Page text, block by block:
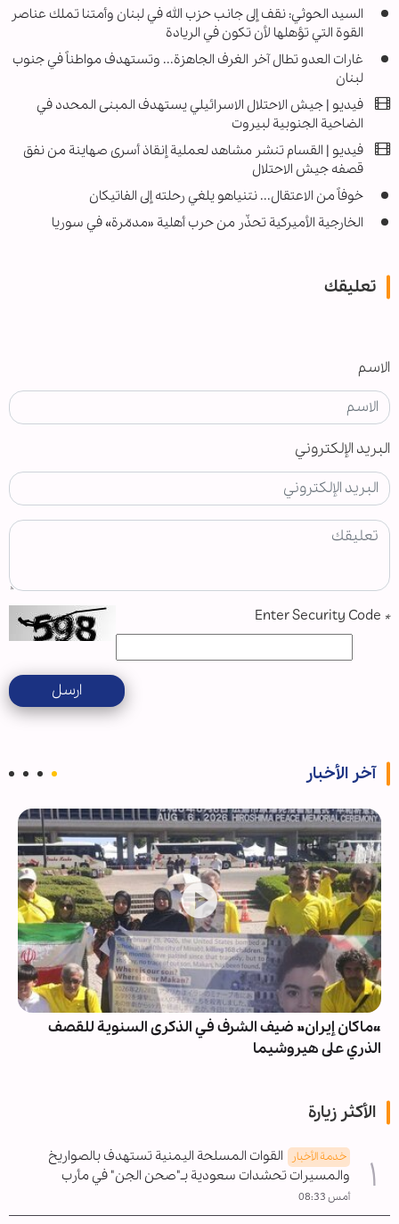
السيد الحوثي: نقف إلى جانب حزب الله في لبنان وأمتنا تملك عناصر
القوة التي تؤهلها لأن تكون في الريادة
غارات العدو تطال آخر الغرف الجاهزة... وتستهدف مواطناً في جنوب
لبنان
فيديو | جيش الاحتلال الاسرائيلي يستهدف المبنى المحدد في
الضاحية الجنوبية لبيروت
فيديو | القسام تنشر مشاهد لعملية إنقاذ أسرى صهاينة من نفق
قصفه جيش الاحتلال
خوفاً من الاعتقال... نتنياهو يلغي رحلته إلى الفاتيكان
الخارجية الأميركية تحذّر من حرب أهلية «مدمّرة» في سوريا
تعليقك
الاسم
البريد الإلكتروني
*
ارسل
آخر الأخبار
«ماكان إيران» ضيف الشرف في الذكرى السنوية للقصف
الذري على هيروشيما
الأكثر زيارة
خدمة الأخبار
القوات المسلحة اليمنية تستهدف بالصواريخ
والمسيرات تحشدات سعودية بـ"صحن الجن" في مأرب
أمس 08:33